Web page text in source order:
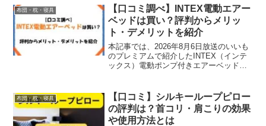
来品おロイヤルやデラックスとの違いや2
つの高さによる効果、横向きにも対応す
る特徴なども詳しく解説しています。
布団・枕・寝具
【口コミ調べ】INTEX電動エアー
ベッドは買い？評判からメリッ
ト・デメリットを紹介
本記事では、2026年8月6日放送のいいも
のプレミアムで紹介したINTEX（インテ
ックス）電動ポンプ付きエアーベッドの
とめました。口コミまとめ良い口コミ：
90秒で設置で...
布団・枕・寝具
【口コミ】シルキーループピロー
の評判は？首コリ・肩こりの効果
や使用方法とは